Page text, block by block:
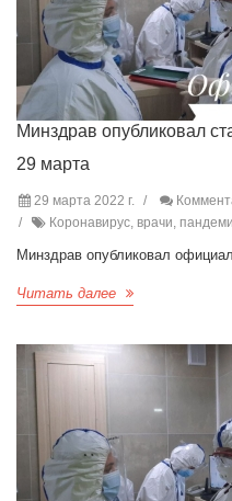
Минздрав опубликовал
29 марта
29 марта 2022 г.
Коронавирус, врачи,
Минздрав опубликовал
Читать далее